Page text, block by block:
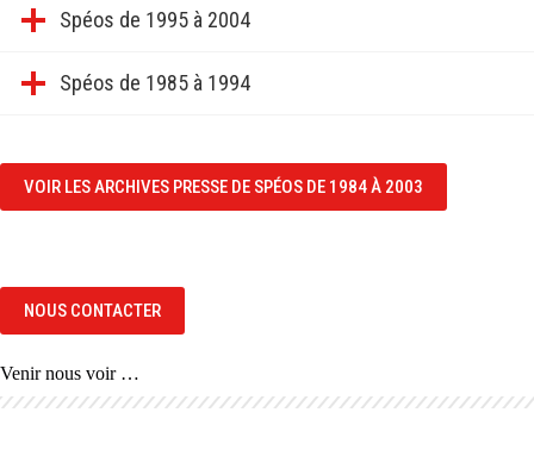
Spéos de 1995 à 2004
Spéos de 1985 à 1994
VOIR LES ARCHIVES PRESSE DE SPÉOS DE 1984 À 2003
NOUS CONTACTER
Venir nous voir …